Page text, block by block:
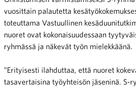
vuosittain palautetta
toteuttama Vastuullinen
nuoret ovat kokonaisuudessaan
ryhmässä ja näkevät työn mielekkäänä.
”Erityisesti ilahduttaa, että nuoret
tasavertaisina työyhteisön jäseninä. S-